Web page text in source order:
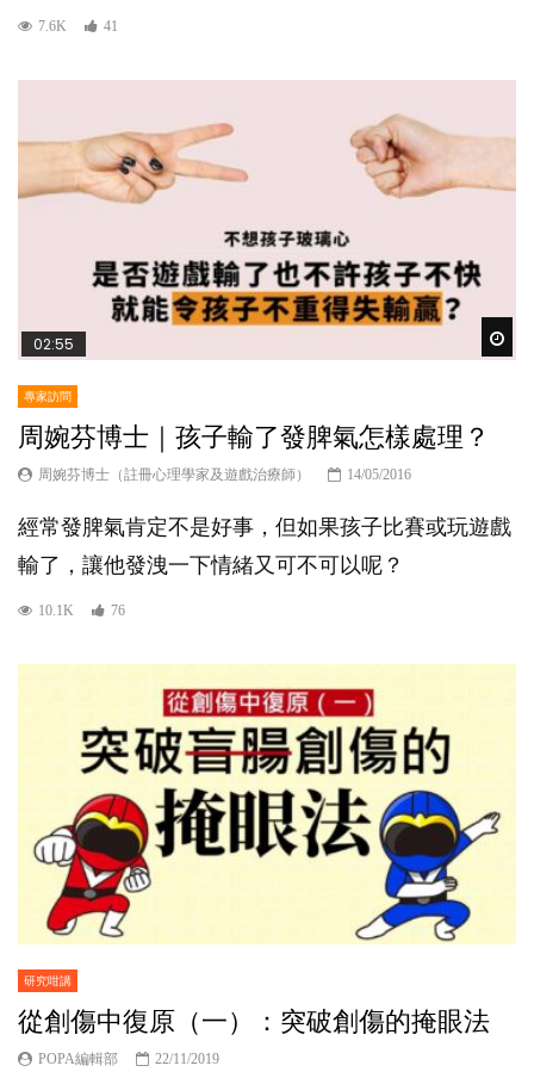
7.6K 41
02:55
專家訪問
周婉芬博士｜孩子輸了發脾氣怎樣處理？
周婉芬博士（註冊心理學家及遊戲治療師） 14/05/2016
經常發脾氣肯定不是好事，但如果孩子比賽或玩遊戲
輸了，讓他發洩一下情緒又可不可以呢？
10.1K 76
研究咁講
從創傷中復原（一）：突破創傷的掩眼法
POPA編輯部 22/11/2019